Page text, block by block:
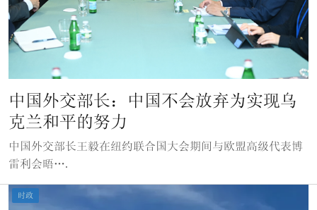
中国外交部长：中国不会放弃为实现乌
克兰和平的努力
中国外交部长王毅在纽约联合国大会期间与欧盟高级代表博
雷利会晤….
时政